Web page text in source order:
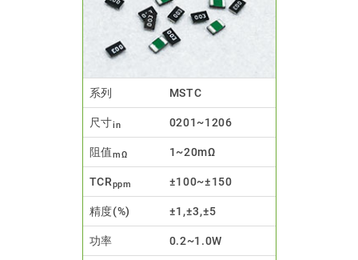
系列 MSTC
尺寸in 0201~1206
阻值mΩ 1~20mΩ
TCRppm ±100~±150
精度(%) ±1,±3,±5
功率 0.2~1.0W